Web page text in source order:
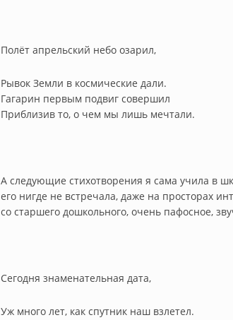
Полёт апрельский небо озарил,
Рывок Земли в космические дали.
Гагарин первым подвиг совершил
Приблизив то, о чем мы лишь мечтали.
А следующие стихотворения я сама учила в
его нигде не встречала, даже на просторах
со старшего дошкольного, очень пафосное,
Сегодня знаменательная дата,
Уж много лет, как спутник наш взлетел.